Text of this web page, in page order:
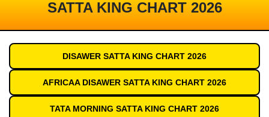
SATTA KING CHART 2026
DISAWER SATTA KING CHART 2026
AFRICAA DISAWER SATTA KING CHART 2026
TATA MORNING SATTA KING CHART 2026